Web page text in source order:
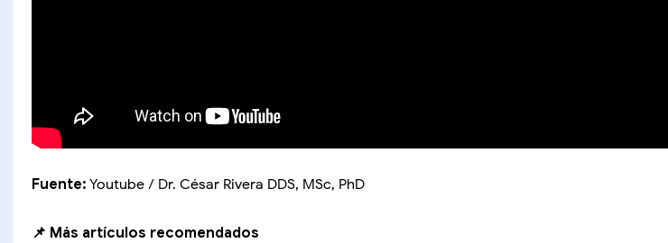
Fuente: Youtube / Dr. César Rivera DDS, MSc, PhD
📌 Más artículos recomendados